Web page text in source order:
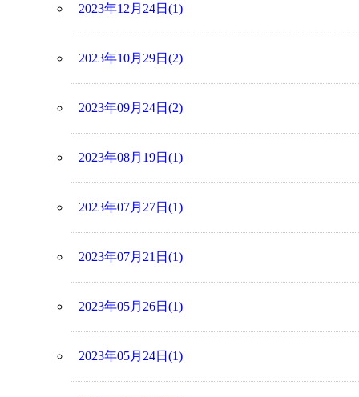
2023年12月24日(1)
2023年10月29日(2)
2023年09月24日(2)
2023年08月19日(1)
2023年07月27日(1)
2023年07月21日(1)
2023年05月26日(1)
2023年05月24日(1)